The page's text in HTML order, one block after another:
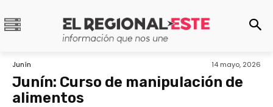
Junín 14 mayo, 2026
Junín: Curso de manipulación de
alimentos